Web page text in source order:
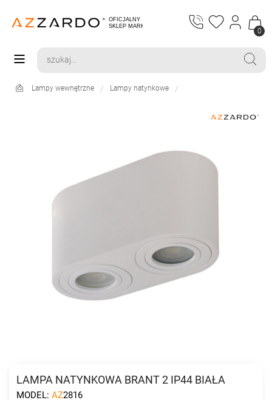
0
Lampy wewnętrzne Lampy natynkowe
LAMPA NATYNKOWA BRANT 2 IP44 BIAŁA
MODEL: AZ2816